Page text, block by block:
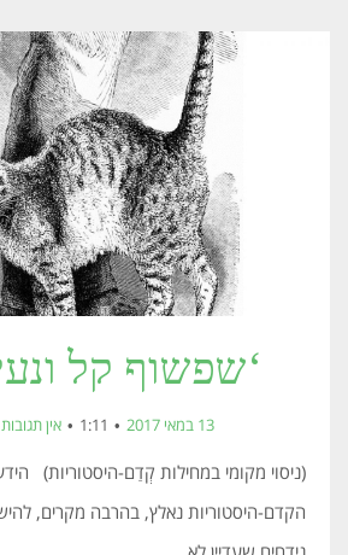
‘שפשוף קל
13 במאי 2017 1:11 אין תגובות
(ניסוי מקומי במחילות קְדַם-היסטוריות)
הקדם-היסטוריות נאלץ, בהרבה מקרים,